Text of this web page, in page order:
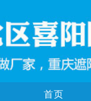
首页